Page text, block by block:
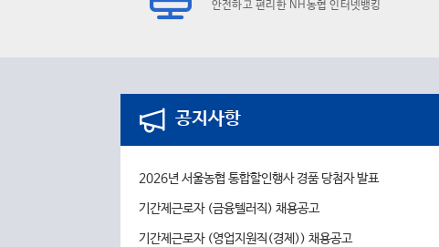
안전하고 편리한 NH농협 인터넷뱅킹
공지사항
2026년 서울농협 통합할인행사 경품 당첨자 발표
기간제근로자 (금융텔러직) 채용공고
기간제근로자 (영업지원직(경제)) 채용공고